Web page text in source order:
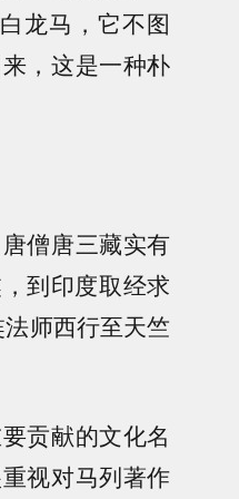
龙马，它不图
，这是一种朴
僧唐三藏实有
到印度取经求
师西行至天竺
贡献的文化名
视对马列著作